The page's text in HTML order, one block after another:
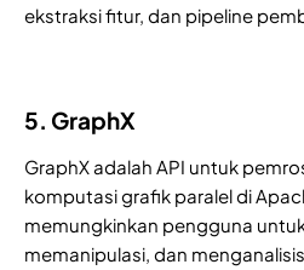
ekstraksi fitur, dan pipeline
5. GraphX
GraphX adalah API untuk
komputasi grafik paralel di
memungkinkan pengguna
memanipulasi, dan